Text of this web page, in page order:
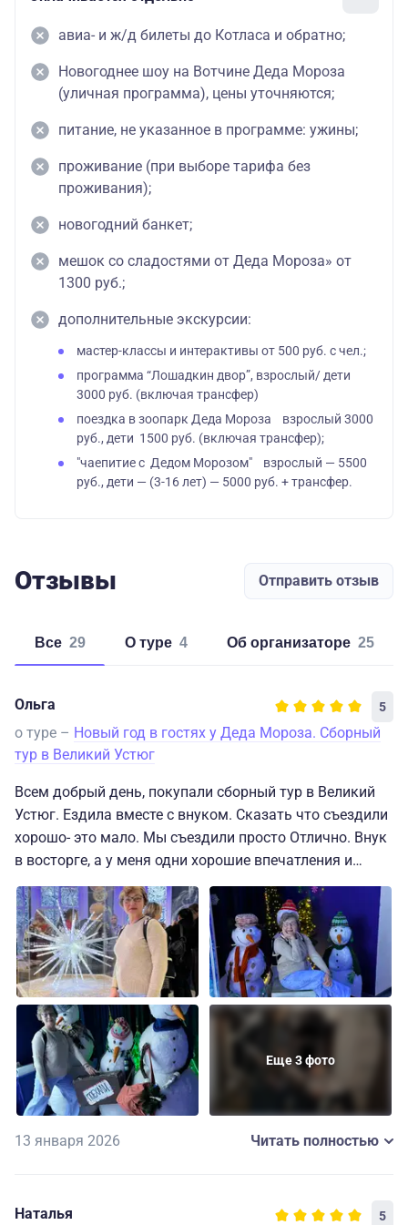
авиа- и ж/д билеты до Котласа и обратно;
Новогоднее шоу на Вотчине Деда Мороза
(уличная программа), цены уточняются;
питание, не указанное в программе: ужины;
проживание (при выборе тарифа без
проживания);
новогодний банкет;
мешок со сладостями от Деда Мороза» от
1300 руб.;
дополнительные экскурсии:
мастер-классы и интерактивы от 500 руб. с чел.;
программа “Лошадкин двор”, взрослый/ дети
3000 руб. (включая трансфер)
поездка в зоопарк Деда Мороза взрослый 3000
руб., дети 1500 руб. (включая трансфер);
"чаепитие с Дедом Морозом"
взрослый — 5500
руб., дети — (3-16 лет) — 5000 руб. + трансфер.
Отзывы Отправить отзыв
Все 29 о туре 4 об организаторе 25
Ольга 5
о туре – Новый год в гостях у Деда Мороза. Сборный
тур в Великий Устюг
Всем добрый день, покупали сборный тур в Великий
Устюг. Ездила вместе с внуком. Сказать что съездили
хорошо- это мало. Мы съездили просто Отлично. Внук
в восторге, а у меня одни хорошие впечатления и
эмоции до сих пор. Я как будто попала в сказку- у
деда Мороза были , в доме Мод были, на печке Емели
катались, видели сказочных персонажей. Привезли
море фоток и видео. Рекомендую всем съездить и
отдохнуть. Взрослые впадают в детство и радуются
как дети. Наш отдых прошел на Ура.
Еще 3 фото
13 января 2026 Читать полностью
Наталья 5